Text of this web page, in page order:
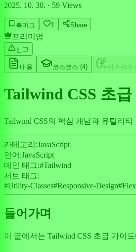
2025. 10. 30. · 59 Views
북마크 1 Share
프리미엄
신고
내용 코스 코스 (4) 퀴즈 퀴즈
Tailwind CSS 초
Tailwind CSS의 핵심 개념과 유틸리
카테고리:JavaScript
언어:JavaScript
메인 태그:#Tailwind
서브 태그:
#Utility-Classes#Responsive-Design#
들어가며
이 글에서는 Tailwind CSS 초급 가이